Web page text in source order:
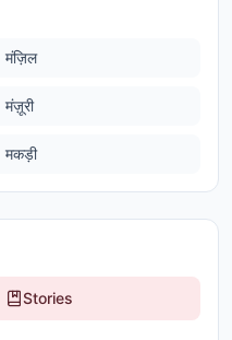
मंज़िल
मंज़ूरी
मकड़ी
Stories